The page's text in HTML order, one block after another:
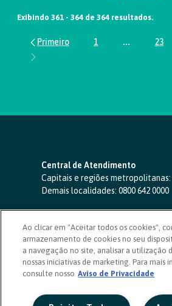
Exibindo 361 - 364 de 364 resultados.
Página
1 ...Páginas23
Central de Atendimento
Capitais e regiões metropolitanas:
Demais localidades: 0800 642 0000
SAC 24 horas-0800 724 4420
Ouvidoria
0800 725 0996
(de segunda a
ouvidoriasicoob.com.br
Deficientes auditivos ou de fala
Ao clicar em "Aceitar todos os cookies",
armazenamento de cookies no seu
a navegação no site, analisar a utilização
nossas iniciativas de marketing. Para mais
consulte nosso Aviso de Privacidade